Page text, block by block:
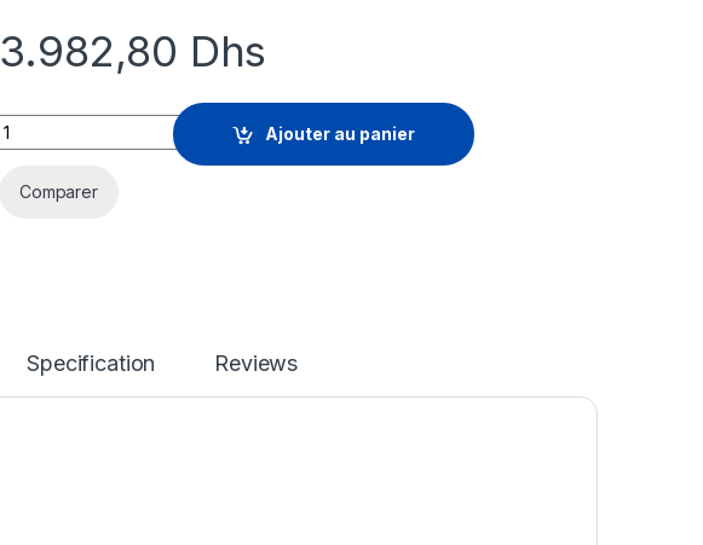
3.982,80 Dhs
Microsoft EA SYS CTR DC CORE ALNG L/SA quantity
Ajouter au panier
Comparer
Specification Reviews